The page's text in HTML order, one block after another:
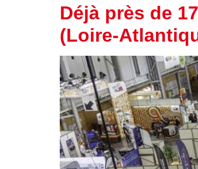
Déjà près de
(Loire-